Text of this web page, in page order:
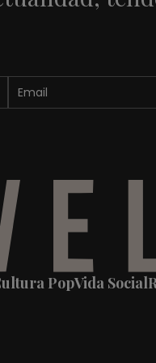
PopVida Social